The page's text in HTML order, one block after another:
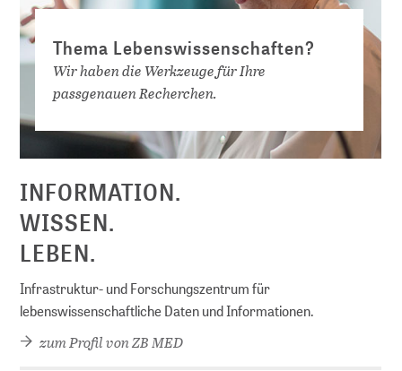
Thema Lebenswissenschaften?
Wir haben die Werkzeuge für Ihre
passgenauen Recherchen.
INFORMATION.
WISSEN.
LEBEN.
Infrastruktur- und Forschungszentrum für
lebenswissenschaftliche Daten und Informationen.
zum Profil von ZB MED